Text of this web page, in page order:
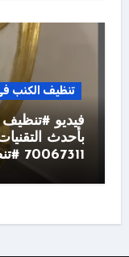
تنظيف الكنب
فيديو
بأحدث
70067311 #تنظيف_فلل #qatar #شركه